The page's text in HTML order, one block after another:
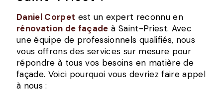
Daniel Corpet est un expert reconnu en
rénovation de façade à Saint-Priest. Avec
une équipe de professionnels qualifiés, nous
vous offrons des services sur mesure pour
répondre à tous vos besoins en matière de
façade. Voici pourquoi vous devriez faire appel
à nous :